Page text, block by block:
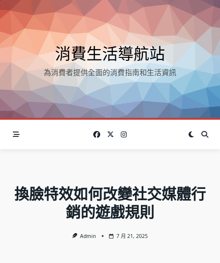
Skip
to
content
消費生活導航站
為消費者提供全面的消費指南和生活資訊
換臉特效如何改變社交媒體行
銷的遊戲規則
Admin 7 月 21, 2025